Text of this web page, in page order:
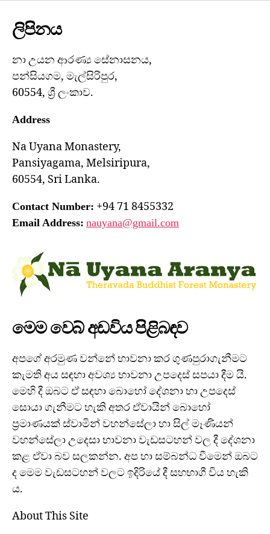
ලිපිනය
නා උයන ආරණ්‍ය සේනාසනය,
පන්සියගම, මැල්සිරිපුර,
60554, ශ්‍රී ලංකාව.
Address
Na Uyana Monastery,
Pansiyagama, Melsiripura,
60554, Sri Lanka.
Contact Number: +94 71 8455332
Email Address: nauyana@gmail.com
මෙම වෙබ් අඩවිය පිළිබඳව
අපගේ අරමුණ වන්නේ භාවනා කර ගුණපුරාගැනීමට
කැමති අය සඳහා අවශ්‍ය භාවනා උපදෙස් සපයා දීම යි.
මෙහි දී ඔබට ඒ සඳහා බොහෝ දේශනා හා උපදෙස්
සොයා ගැනීමට හැකි අතර ඒවායින් බොහෝ
ප්‍රමාණයක් ස්වාමින් වහන්සේලා හා සිල් මෑණියන්
වහන්සේලා උදෙසා භාවනා වැඩසටහන් වල දී දේශනා
කළ ඒවා බව සලකන්න. අප හා සම්බන්ධ වීමෙන් ඔබට
ද මෙම වැඩසටහන් වලට ඉදිරියේ දී සහභාගී විය හැකි
ය.
About This Site